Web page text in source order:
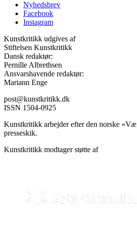
Nyhedsbrev
Facebook
Instagram
Kunstkritikk udgives af
Stiftelsen Kunstkritikk
Dansk redaktør:
Pernille Albrethsen
Ansvarshavende redaktør:
Mariann Enge
post@kunstkritikk.dk
ISSN 1504-0925
Kunstkritikk arbejder efter den norske
presseskik.
Kunstkritikk modtager støtte af